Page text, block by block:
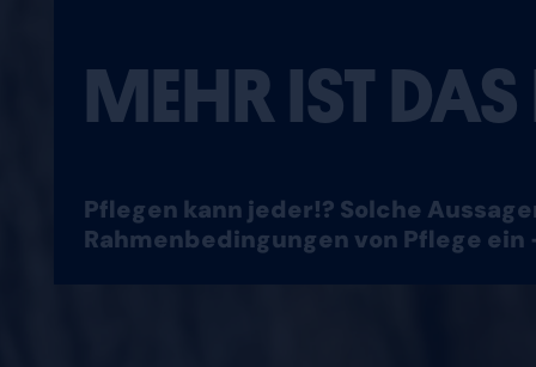
MEHR IST
Pflegen kann jeder!? Solche
Rahmenbedingungen von Pflege ein